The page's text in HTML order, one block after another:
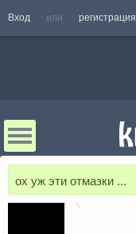
Вход или регистрация
ох уж эти отмазки ...